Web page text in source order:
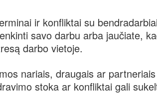
ir konfliktai su
savo darbu arba jaučiate,
darbo vietoje.
nariais, draugais ar
stoka ar konfliktai gali